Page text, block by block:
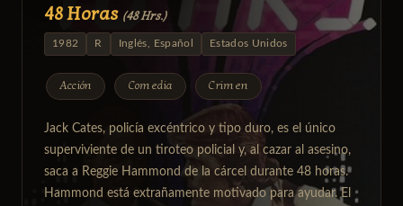
48 Horas (48 Hrs.)
1982 R Inglés, Español Estados Unidos
Acción Comedia Crimen
Jack Cates, policía excéntrico y tipo duro, es el único
superviviente de un tiroteo policial y, al cazar al asesino,
saca a Reggie Hammond de la cárcel durante 48 horas.
Hammond está extrañamente motivado para ayudar. El